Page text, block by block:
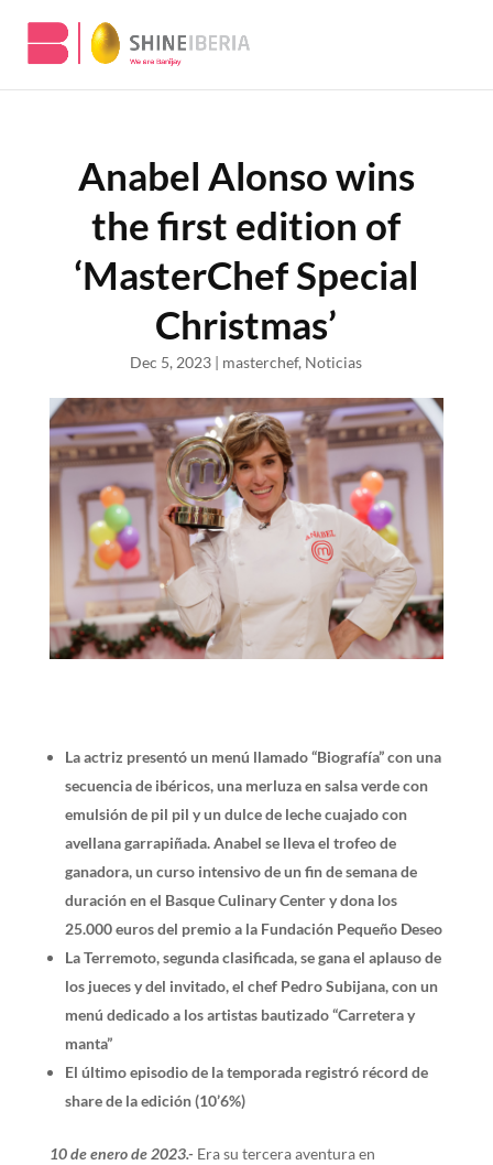
Anabel Alonso wins
the first edition of
‘MasterChef Special
Christmas’
Dec 5, 2023 | masterchef, Noticias
La actriz presentó un menú llamado “Biografía” con una
secuencia de ibéricos, una merluza en salsa verde con
emulsión de pil pil y un dulce de leche cuajado con
avellana garrapiñada. Anabel se lleva el trofeo de
ganadora, un curso intensivo de un fin de semana de
duración en el Basque Culinary Center y dona los
25.000 euros del premio a la Fundación Pequeño Deseo
La Terremoto, segunda clasificada, se gana el aplauso de
los jueces y del invitado, el chef Pedro Subijana, con un
menú dedicado a los artistas bautizado “Carretera y
manta”
El último episodio de la temporada registró récord de
share de la edición (10’6%)
10 de enero de 2023.- Era su tercera aventura en